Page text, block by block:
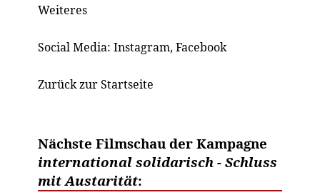
Weiteres
Social Media: Instagram, Facebook
Zurück zur Startseite
Nächste Filmschau der Kampagne
international solidarisch - Schluss
mit Austarität: